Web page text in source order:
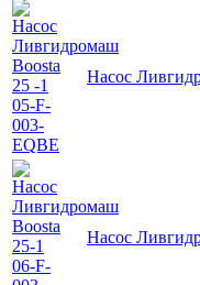
Насос
Насос